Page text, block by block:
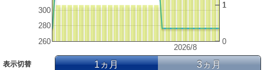
2026/8
260
280
300
0
1
1
表示切替 1ヵ月 3ヵ月